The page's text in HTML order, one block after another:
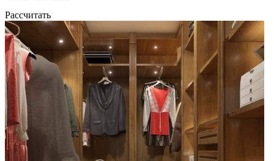
Рассчитать